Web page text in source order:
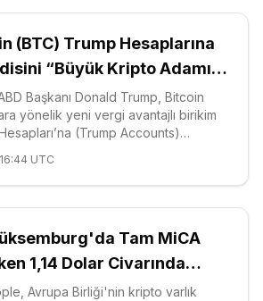
(BTC) Trump Hesaplarına
“Büyük Kripto Adamı”
Başkanı Donald Trump, Bitcoin
yönelik yeni vergi avantajlı birikim
(Trump Accounts)
pr
UTC
Tam MiCA
1,14 Dolar Civarında
Avrupa Birliği'nin kripto varlık